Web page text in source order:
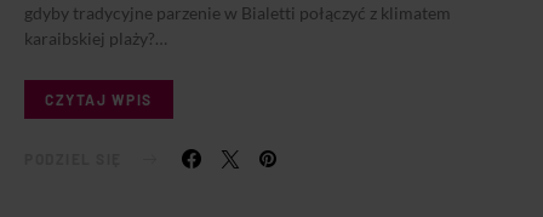
gdyby tradycyjne parzenie w Bialetti połączyć z klimatem
karaibskiej plaży?…
CZYTAJ WPIS